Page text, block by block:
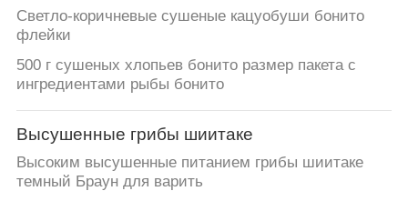
Светло-коричневые сушеные кацуобуши бонито
флейки
500 г сушеных хлопьев бонито размер пакета с
ингредиентами рыбы бонито
Высушенные грибы шиитаке
Высоким высушенные питанием грибы шиитаке
темный Браун для варить